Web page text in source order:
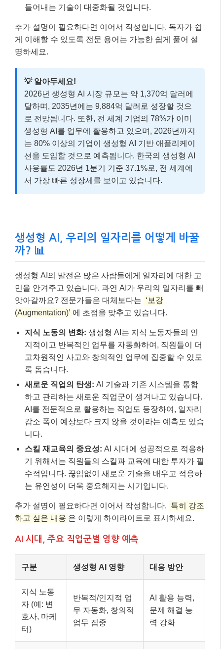
들어내는 기술이 대중화될 것입니다.
추가 설명이 필요하다면 이어서 작성합니다. 독자가 쉽
게 이해할 수 있도록 전문 용어는 가능한 쉽게 풀어 설
명하세요.
💡 알아두세요!
2026년 생성형 AI 시장 규모는 약 1,370억 달러에
달하며, 2035년에는 9,884억 달러로 성장할 것으
로 전망됩니다. 또한, 전 세계 기업의 78%가 이미
생성형 AI를 업무에 활용하고 있으며, 2026년까지
는 80% 이상의 기업이 생성형 AI 기반 애플리케이
션을 도입할 것으로 예측됩니다. 한국의 생성형 AI
사용률도 2026년 1분기 기준 37.1%로, 전 세계에
서 가장 빠른 성장세를 보이고 있습니다.
생성형 AI, 우리의 일자리를 어떻게 바꿀
까? 📊
생성형 AI의 발전은 많은 사람들에게 일자리에 대한 고
민을 안겨주고 있습니다. 과연 AI가 우리의 일자리를 빼
앗아갈까요? 전문가들은 대체보다는 ‘보강
(Augmentation)’ 에 초점을 맞추고 있습니다.
지식 노동의 변화: 생성형 AI는 지식 노동자들의 인
지적이고 반복적인 업무를 자동화하여, 직원들이 더
고차원적인 사고와 창의적인 업무에 집중할 수 있도
록 돕습니다.
새로운 직업의 탄생: AI 기술과 기존 시스템을 통합
하고 관리하는 새로운 직업군이 생겨나고 있습니다.
AI를 전문적으로 활용하는 직업도 등장하여, 일자리
감소 폭이 예상보다 크지 않을 것이라는 예측도 있습
니다.
스킬 재교육의 중요성: AI 시대에 성공적으로 적응하
기 위해서는 직원들의 스킬과 교육에 대한 투자가 필
수적입니다. 끊임없이 새로운 기술을 배우고 적응하
는 유연성이 더욱 중요해지는 시기입니다.
추가 설명이 필요하다면 이어서 작성합니다. 특히 강조
하고 싶은 내용 은 이렇게 하이라이트로 표시하세요.
AI 시대, 주요 직업군별 영향 예측
구분 생성형 AI 영향 대응 방안
지식 노동
자 (예: 변
호사, 마케
터)
반복적/인지적 업
무 자동화, 창의적
업무 집중
AI 활용 능력,
문제 해결 능
력 강화